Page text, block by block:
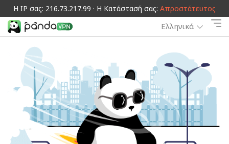
Η IP σας: 216.73.217.99 · Η Κατάστασή σας: Απροστάτευτος
Ελληνικά